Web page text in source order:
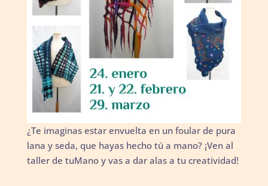
¿Te imaginas estar envuelta en un foular de pura
lana y seda, que hayas hecho tú a mano? ¡Ven al
taller de tuMano y vas a dar alas a tu creatividad!